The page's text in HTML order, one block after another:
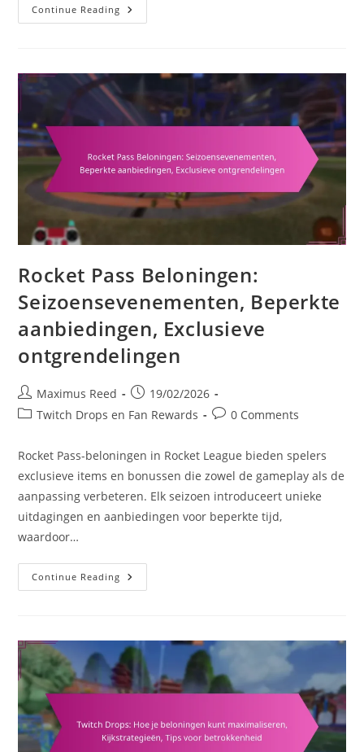
Continue Reading Rocket
Pass
Voltooiingspercentages,
Spelerbetrokkenheid
Rocket Pass Beloningen:
Seizoensevenementen, Beperkte
aanbiedingen, Exclusieve
ontgrendelingen
Post
author:
Maximus Reed
Post
published:
19/02/2026
PostTwitch Drops en Fan Rewards
Post0 Comments
Rocket Pass-beloningen in Rocket League bieden spelers
exclusieve items en bonussen die zowel de gameplay als de
aanpassing verbeteren. Elk seizoen introduceert unieke
uitdagingen en aanbiedingen voor beperkte tijd,
waardoor…
Continue Reading Rocket
Pass
Exclusieve
Ontgrendelingen